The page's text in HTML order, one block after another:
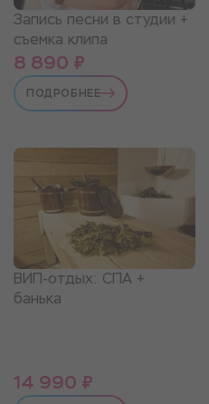
Запись песни в студии +
съемка клипа
8 890 ₽
ПОДРОБНЕЕ
ВИП-отдых: СПА +
банька
14 990 ₽